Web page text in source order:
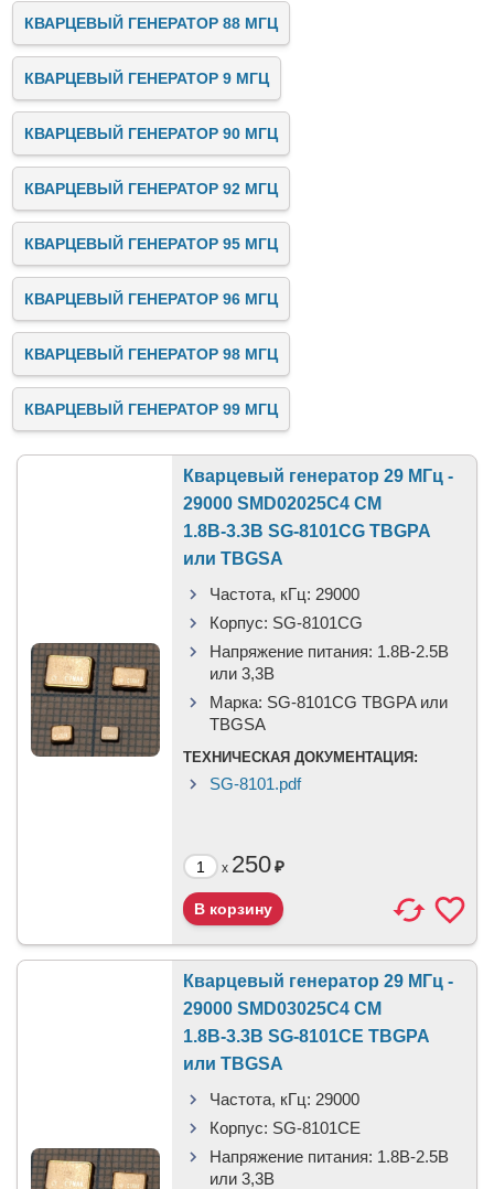
КВАРЦЕВЫЙ ГЕНЕРАТОР 88 МГЦ
КВАРЦЕВЫЙ ГЕНЕРАТОР 9 МГЦ
КВАРЦЕВЫЙ ГЕНЕРАТОР 90 МГЦ
КВАРЦЕВЫЙ ГЕНЕРАТОР 92 МГЦ
КВАРЦЕВЫЙ ГЕНЕРАТОР 95 МГЦ
КВАРЦЕВЫЙ ГЕНЕРАТОР 96 МГЦ
КВАРЦЕВЫЙ ГЕНЕРАТОР 98 МГЦ
КВАРЦЕВЫЙ ГЕНЕРАТОР 99 МГЦ
Кварцевый генератор 29 МГц -
29000 SMD02025C4 CM
1.8В-3.3В SG-8101CG TBGPA
или TBGSA
Частота, кГц: 29000
Корпус: SG-8101CG
Напряжение питания: 1.8В-2.5B
или 3,3B
Марка: SG-8101CG TBGPA или
TBGSA
ТЕХНИЧЕСКАЯ ДОКУМЕНТАЦИЯ:
SG-8101.pdf
x 250₽
Кварцевый генератор 29 МГц -
29000 SMD03025C4 CM
1.8В-3.3В SG-8101CE TBGPA
или TBGSA
Частота, кГц: 29000
Корпус: SG-8101CE
Напряжение питания: 1.8В-2.5B
или 3,3B